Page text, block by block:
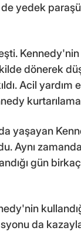
yedek
Kennedy'nin
dönerek
Acil
yaşayan
Aynı
gün
da